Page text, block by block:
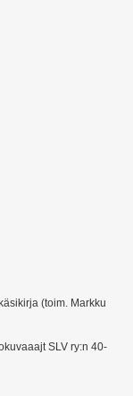
(toim. Markku
SLV ry:n 40-